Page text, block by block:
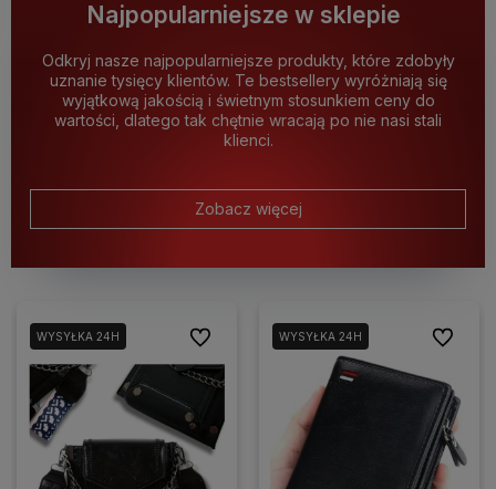
Najpopularniejsze w sklepie
Odkryj nasze najpopularniejsze produkty, które zdobyły
uznanie tysięcy klientów. Te bestsellery wyróżniają się
wyjątkową jakością i świetnym stosunkiem ceny do
wartości, dlatego tak chętnie wracają po nie nasi stali
klienci.
Zobacz więcej
WYSYŁKA 24H Do ulubionychWYSYŁKA 24H Do